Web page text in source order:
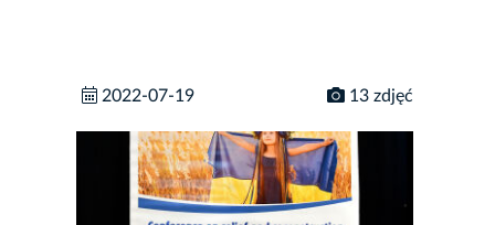
2022-07-19 13 zdjęć